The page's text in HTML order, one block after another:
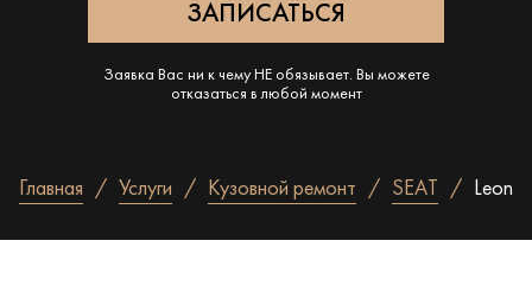
Заявка Вас ни к чему НЕ обязывает. Вы можете
отказаться в любой момент
Главная Услуги Кузовной ремонт SEAT Leon